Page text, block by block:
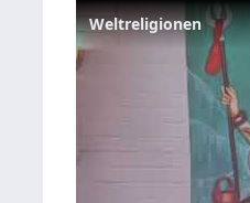
Weltreligionen